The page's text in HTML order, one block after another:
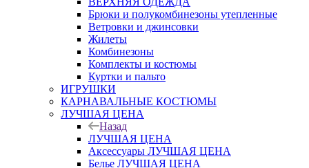
Брюки и полукомбинезоны утепленные
Ветровки и джинсовки
Жилеты
Комбинезоны
Комплекты и костюмы
Куртки и пальто
ИГРУШКИ
КАРНАВАЛЬНЫЕ КОСТЮМЫ
ЛУЧШАЯ ЦЕНА
Назад
ЛУЧШАЯ ЦЕНА
Аксессуары ЛУЧШАЯ ЦЕНА
Белье ЛУЧШАЯ ЦЕНА